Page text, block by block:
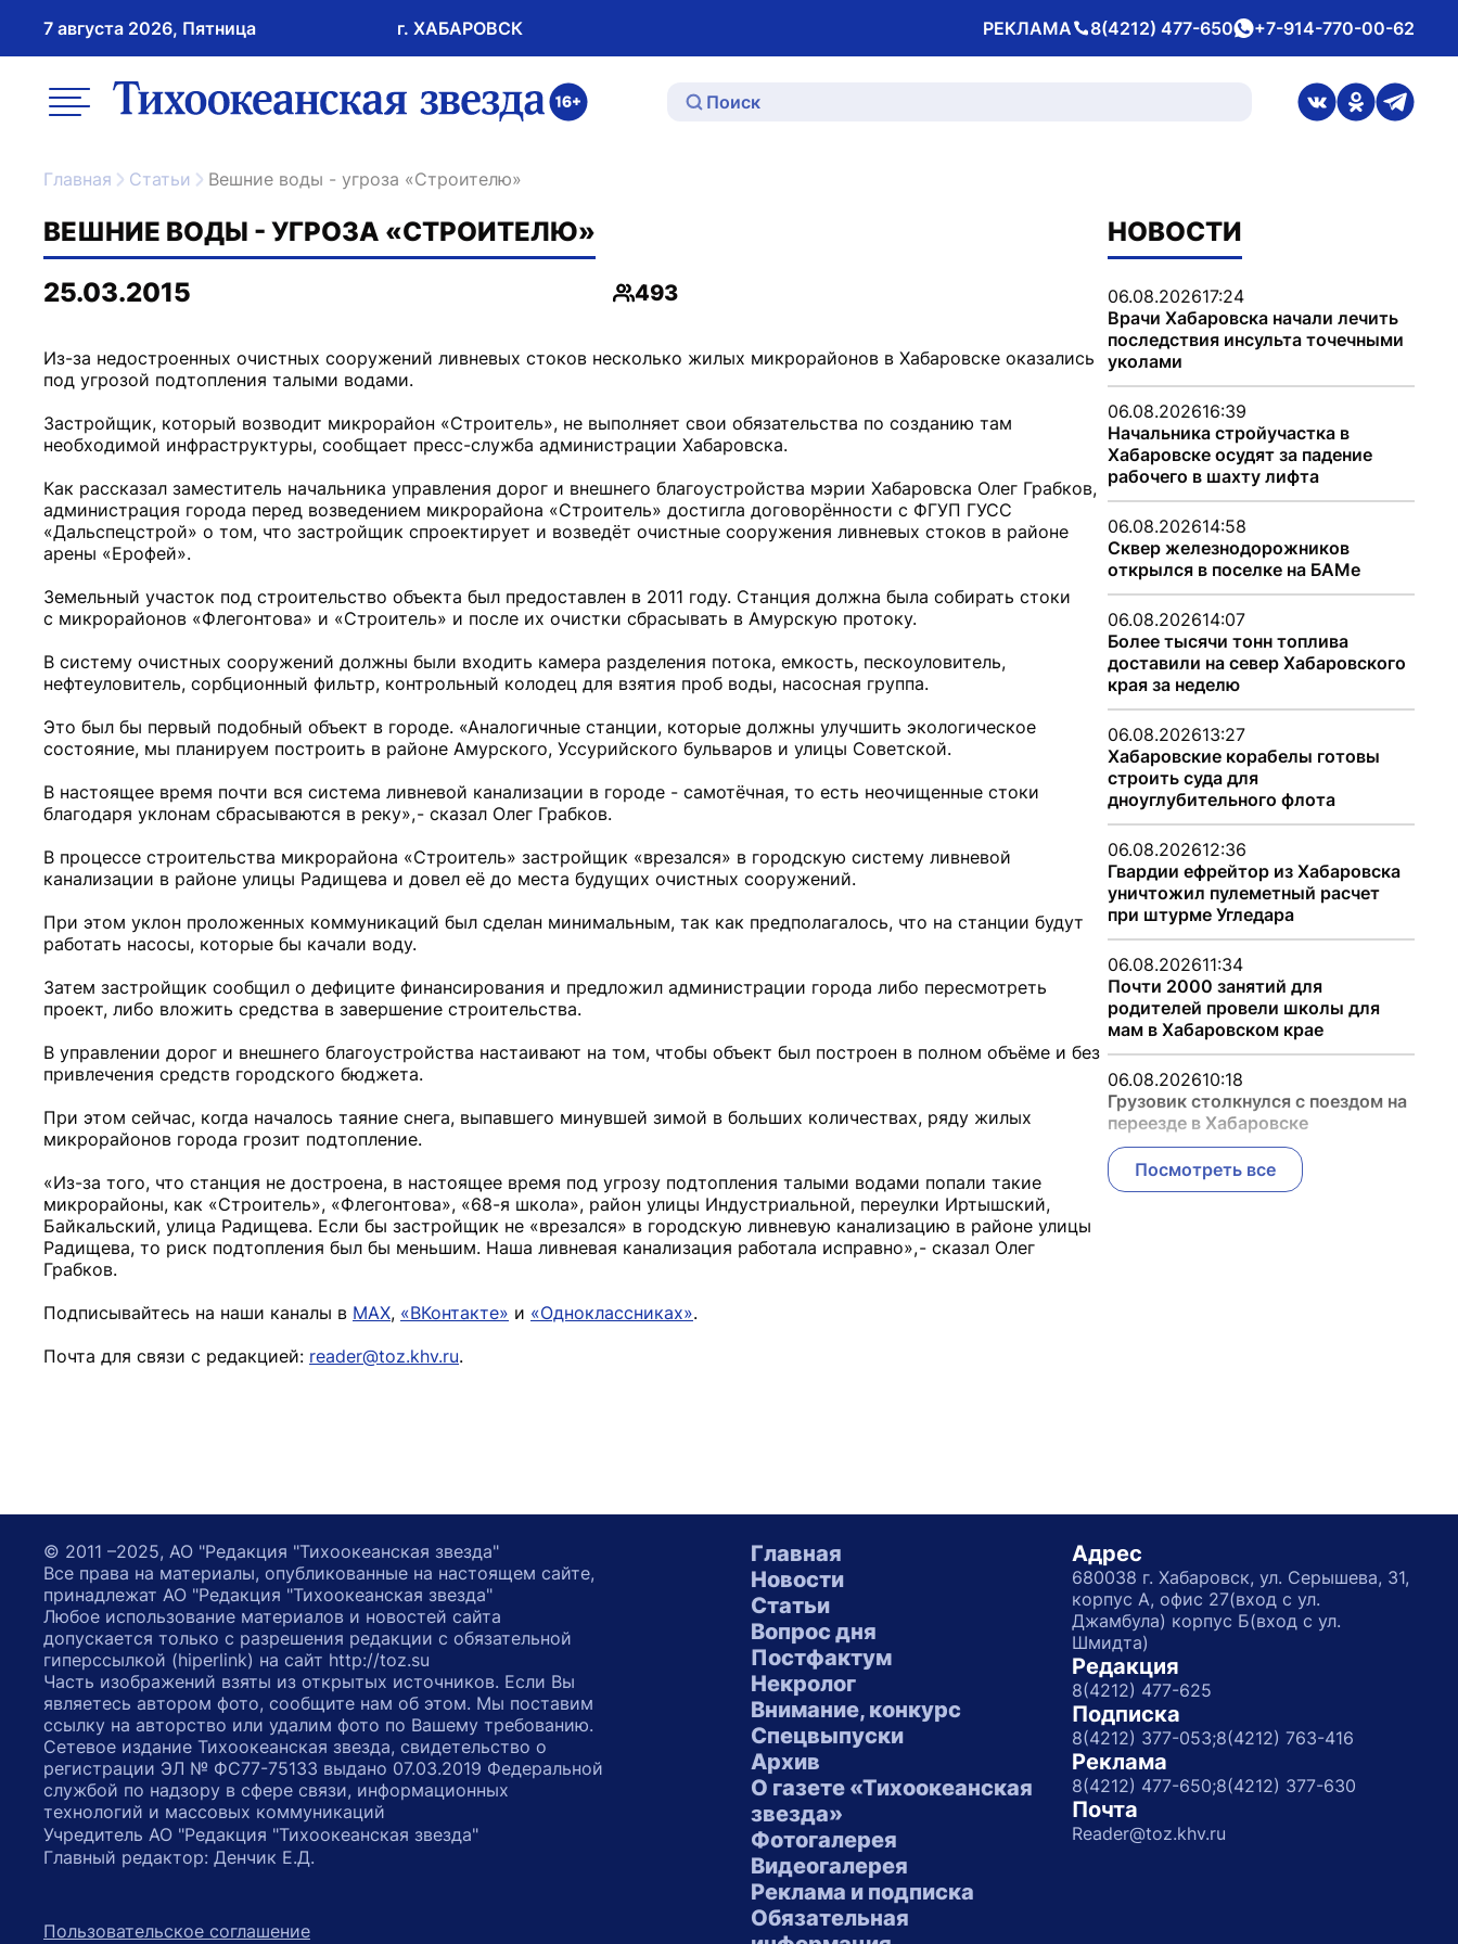
7 августа 2026, Пятница г. ХАБАРОВСК РЕКЛАМА
Телефон 8(4212) 477-650whatsApp
+7-914-770-00-62
меню ссылка на главную
ссылка на
ссылка на
Главная Статьи Вешние воды - угроза «Строителю»
ВЕШНИЕ ВОДЫ - УГРОЗА «СТРОИТЕЛЮ»
25.03.2015
Просмотры
493
Из-за недостроенных очистных сооружений ливневых стоков несколько жилых микрорайонов в Хабаровске оказались
под угрозой подтопления талыми водами.
Застройщик, который возводит микрорайон «Строитель», не выполняет свои обязательства по созданию там
необходимой инфраструктуры, сообщает пресс-служба администрации Хабаровска.
Как рассказал заместитель начальника управления дорог и внешнего благоустройства мэрии Хабаровска Олег Грабков,
администрация города перед возведением микрорайона «Строитель» достигла договорённости с ФГУП ГУСС
«Дальспецстрой» о том, что застройщик спроектирует и возведёт очистные сооружения ливневых стоков в районе
арены «Ерофей».
Земельный участок под строительство объекта был предоставлен в 2011 году. Станция должна была собирать стоки
с микрорайонов «Флегонтова» и «Строитель» и после их очистки сбрасывать в Амурскую протоку.
В систему очистных сооружений должны были входить камера разделения потока, емкость, пескоуловитель,
нефтеуловитель, сорбционный фильтр, контрольный колодец для взятия проб воды, насосная группа.
Это был бы первый подобный объект в городе. «Аналогичные станции, которые должны улучшить экологическое
состояние, мы планируем построить в районе Амурского, Уссурийского бульваров и улицы Советской.
В настоящее время почти вся система ливневой канализации в городе - самотёчная, то есть неочищенные стоки
благодаря уклонам сбрасываются в реку», - сказал Олег Грабков.
В процессе строительства микрорайона «Строитель» застройщик «врезался» в городскую систему ливневой
канализации в районе улицы Радищева и довел её до места будущих очистных сооружений.
При этом уклон проложенных коммуникаций был сделан минимальным, так как предполагалось, что на станции будут
работать насосы, которые бы качали воду.
Затем застройщик сообщил о дефиците финансирования и предложил администрации города либо пересмотреть
проект, либо вложить средства в завершение строительства.
В управлении дорог и внешнего благоустройства настаивают на том, чтобы объект был построен в полном объёме и без
привлечения средств городского бюджета.
При этом сейчас, когда началось таяние снега, выпавшего минувшей зимой в больших количествах, ряду жилых
микрорайонов города грозит подтопление.
«Из-за того, что станция не достроена, в настоящее время под угрозу подтопления талыми водами попали такие
микрорайоны, как «Строитель», «Флегонтова», «68-я школа», район улицы Индустриальной, переулки Иртышский,
Байкальский, улица Радищева. Если бы застройщик не «врезался» в городскую ливневую канализацию в районе улицы
Радищева, то риск подтопления был бы меньшим. Наша ливневая канализация работала исправно», - сказал Олег
Грабков.
Подписывайтесь на наши каналы в MAX, «ВКонтакте» и «Одноклассниках».
Почта для связи с редакцией: reader@toz.khv.ru.
НОВОСТИ
06.08.202617:24
Врачи Хабаровска начали лечить
последствия инсульта точечными
уколами
06.08.202616:39
Начальника стройучастка в
Хабаровске осудят за падение
рабочего в шахту лифта
06.08.202614:58
Сквер железнодорожников
открылся в поселке на БАМе
06.08.202614:07
Более тысячи тонн топлива
доставили на север Хабаровского
края за неделю
06.08.202613:27
Хабаровские корабелы готовы
строить суда для
дноуглубительного флота
06.08.202612:36
Гвардии ефрейтор из Хабаровска
уничтожил пулеметный расчет
при штурме Угледара
06.08.202611:34
Почти 2000 занятий для
родителей провели школы для
мам в Хабаровском крае
06.08.202610:18
Грузовик столкнулся с поездом на
переезде в Хабаровске
Посмотреть все
Главная
Новости
Статьи
Вопрос дня
Постфактум
Некролог
Внимание, конкурс
Спецвыпуски
Архив
О газете «Тихоокеанская
звезда»
Фотогалерея
Видеогалерея
Реклама и подписка
Обязательная
Адрес
680038 г. Хабаровск, ул. Серышева, 31,
корпус А, офис 27(вход с ул.
Джамбула) корпус Б(вход с ул.
Шмидта)
Редакция
8(4212) 477-625
Подписка
8(4212) 377-053;8(4212) 763-416
Реклама
8(4212) 477-650;8(4212) 377-630
Почта
Reader@toz.khv.ru
© 2011 –2025, АО "Редакция "Тихоокеанская звезда"
Все права на материалы, опубликованные на настоящем сайте,
принадлежат АО "Редакция "Тихоокеанская звезда"
Любое использование материалов и новостей сайта
допускается только с разрешения редакции с обязательной
гиперссылкой (hiperlink) на сайт http://toz.su
Часть изображений взяты из открытых источников. Если Вы
являетесь автором фото, сообщите нам об этом. Мы поставим
ссылку на авторство или удалим фото по Вашему требованию.
Сетевое издание Тихоокеанская звезда, свидетельство о
регистрации ЭЛ № ФС77-75133 выдано 07.03.2019 Федеральной
службой по надзору в сфере связи, информационных
технологий и массовых коммуникаций
Учредитель АО "Редакция "Тихоокеанская звезда"
Главный редактор: Денчик Е.Д.
Пользовательское соглашение